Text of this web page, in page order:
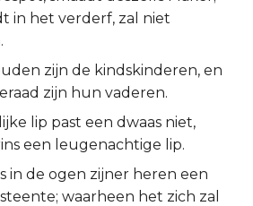
in het verderf, zal niet
zijn de kindskinderen, en
zijn hun vaderen.
lip past een dwaas niet,
een leugenachtige lip.
in de ogen zijner heren een
waarheen het zich zal